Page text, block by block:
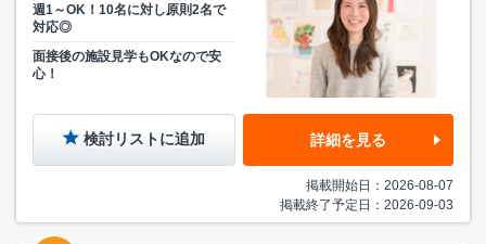
週1～OK！10名に対し原則2名で
対応◎
面接後の施設見学もOKなので安
心！
検討リストに追加 詳細を見る
掲載開始日：2026-08-07
掲載終了予定日：2026-09-03